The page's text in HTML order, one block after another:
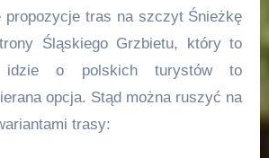
propozycje tras na szczyt Śnieżkę
Śląskiego Grzbietu, który to
idzie o polskich turystów to
opcja. Stąd można ruszyć na
trasy: